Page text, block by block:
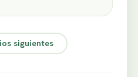
siguientes